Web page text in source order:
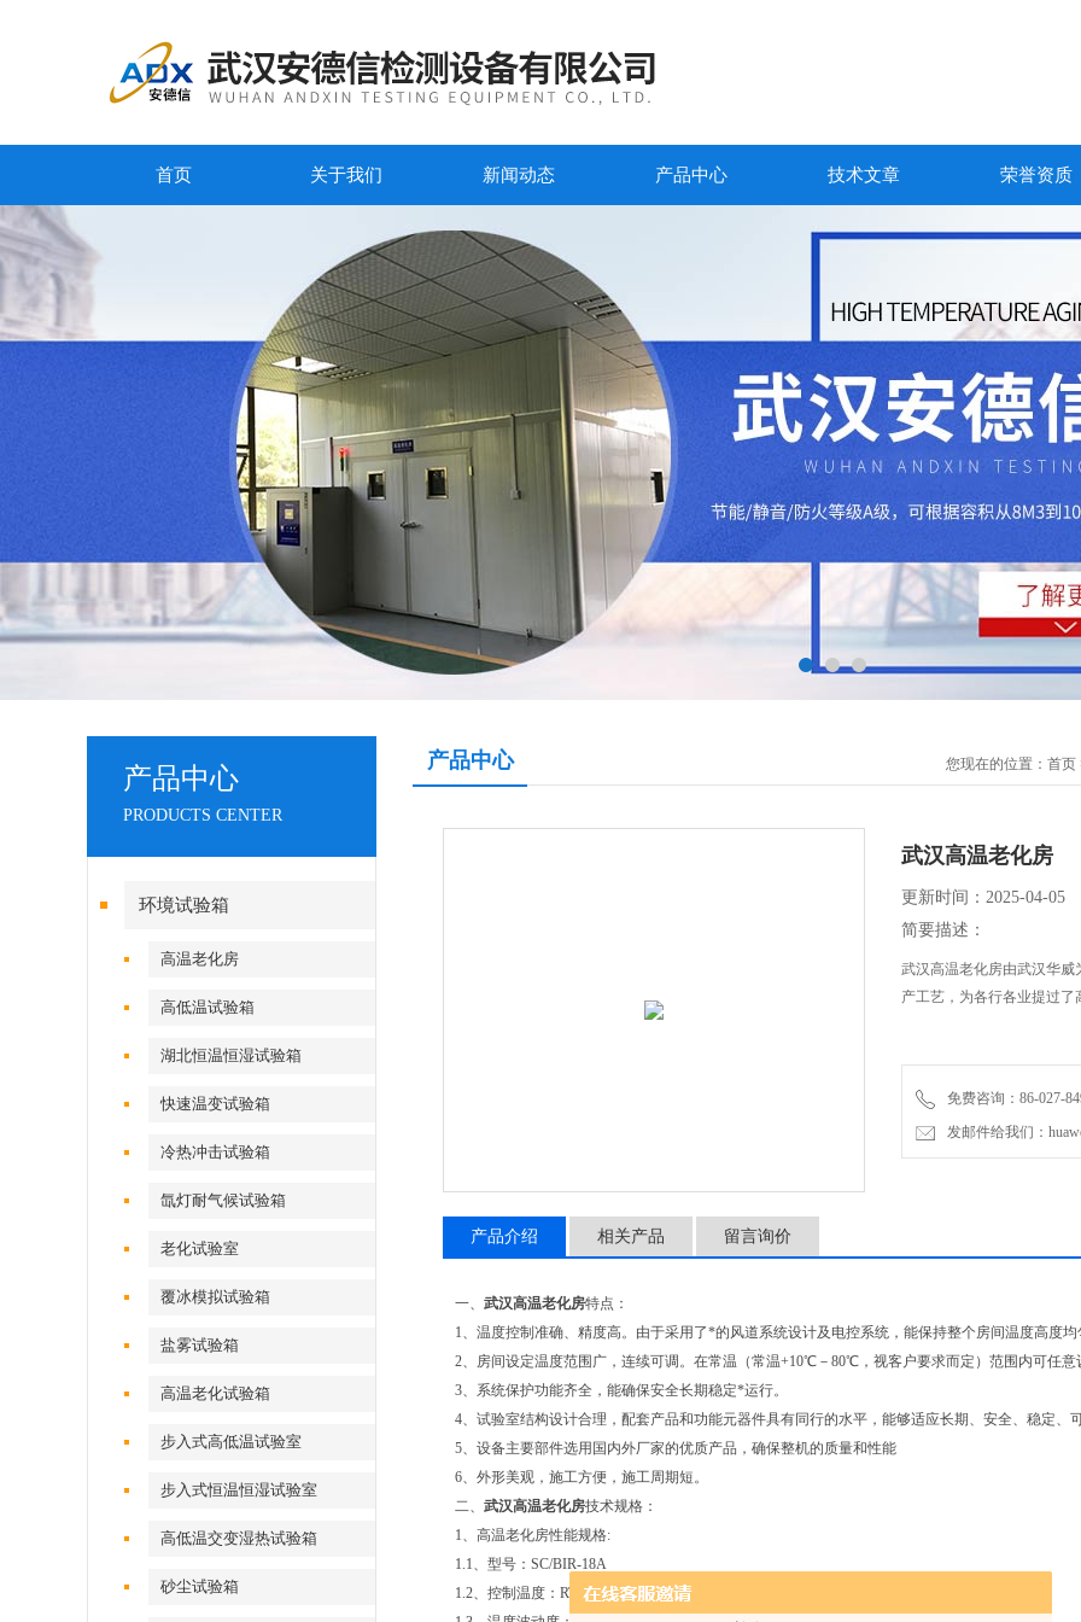
首页 关于我们 新闻动态 产品中心 技术文章 荣誉资质
产品中心
PRODUCTS CENTER
环境试验箱
高温老化房
高低温试验箱
湖北恒温恒湿试验箱
快速温变试验箱
冷热冲击试验箱
氙灯耐气候试验箱
老化试验室
覆冰模拟试验箱
盐雾试验箱
高温老化试验箱
步入式高低温试验室
步入式恒温恒湿试验室
高低温交变湿热试验箱
砂尘试验箱
产品中心 您现在的位置： 首页
武汉高温老化房
更新时间：2025-04-05
简要描述：
武汉高温老化房由武汉华
产工艺，为各行各业提过
免费咨询：86-027-
发邮件给我们：
产品介绍 相关产品 留言询价
一、 武汉高温老化房特点：
1、温度控制准确、精度高。由于采用了*的风道系统设计及电控系统，能保持整个房间温度高度
2、房间设定温度范围广，连续可调。在常温（常温+10℃－80℃，视客户要求而定）范围内可任意
3、系统保护功能齐全，能确保安全长期稳定*运行。
4、试验室结构设计合理，配套产品和功能元器件具有同行的水平，能够适应长期、安全、稳定、
5、设备主要部件选用国内外厂家的优质产品，确保整机的质量和性能
6、外形美观，施工方便，施工周期短。
二、 武汉高温老化房技术规格：
1、高温老化房性能规格:
1.1、型号：SC/BIR-18A
1.2、控制温度：RT~80℃（空载，根据客户要求设计）